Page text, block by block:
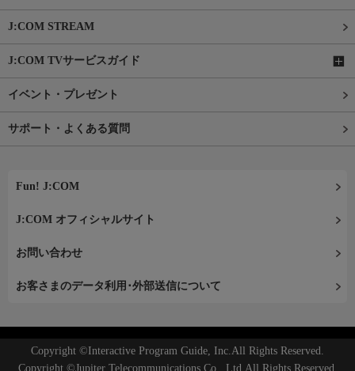
J:COM STREAM
J:COM TVサービスガイド
イベント・プレゼント
サポート・よくある質問
Fun! J:COM
J:COM オフィシャルサイト
お問い合わせ
お客さまのデータ利用･外部送信について
Copyright ©Interactive Program Guide, Inc.All Rights Reserved.
Copyright ©Jupiter Telecommunications Co., Ltd.All Rights Reserved.